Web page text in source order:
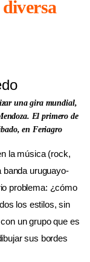
una gira mundial,
El primero de
en Feriagro
la música (rock,
banda uruguayo-
problema: ¿cómo
los estilos, sin
un grupo que es
sus bordes